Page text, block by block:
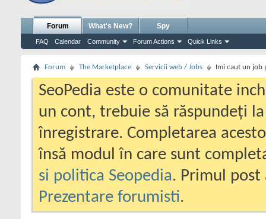
Forum
FAQ Calendar Community Forum Actions Quick Links
What's New? Spy
Forum The Marketplace Servicii web / Jobs Imi caut un job
SeoPedia este o comunitate
un cont, trebuie să răspundeți
înregistrare. Completarea
însă modul în care sunt
si politica Seopedia. Primul
Prezentare forumisti.